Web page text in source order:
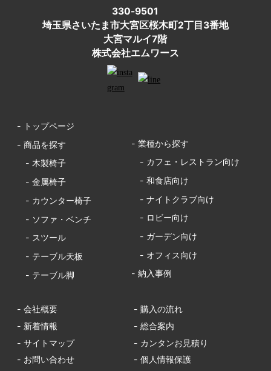
330-9501
埼玉県さいたま市大宮区桜木町2丁目3番地
大宮マルイ7階
株式会社エムワース
- トップページ
- 商品を探す
- 木製椅子
- 金属椅子
- カウンター椅子
- ソファ・ベンチ
- スツール
- テーブル天板
- テーブル脚
- 業種から探す
- カフェ・レストラン向け
- 和食店向け
- ナイトクラブ向け
- ロビー向け
- ガーデン向け
- オフィス向け
- 納入事例
- 会社概要
- 購入の流れ
- 新着情報
- 総合案内
- サイトマップ
- カンタンお見積り
- お問い合わせ
- 個人情報保護